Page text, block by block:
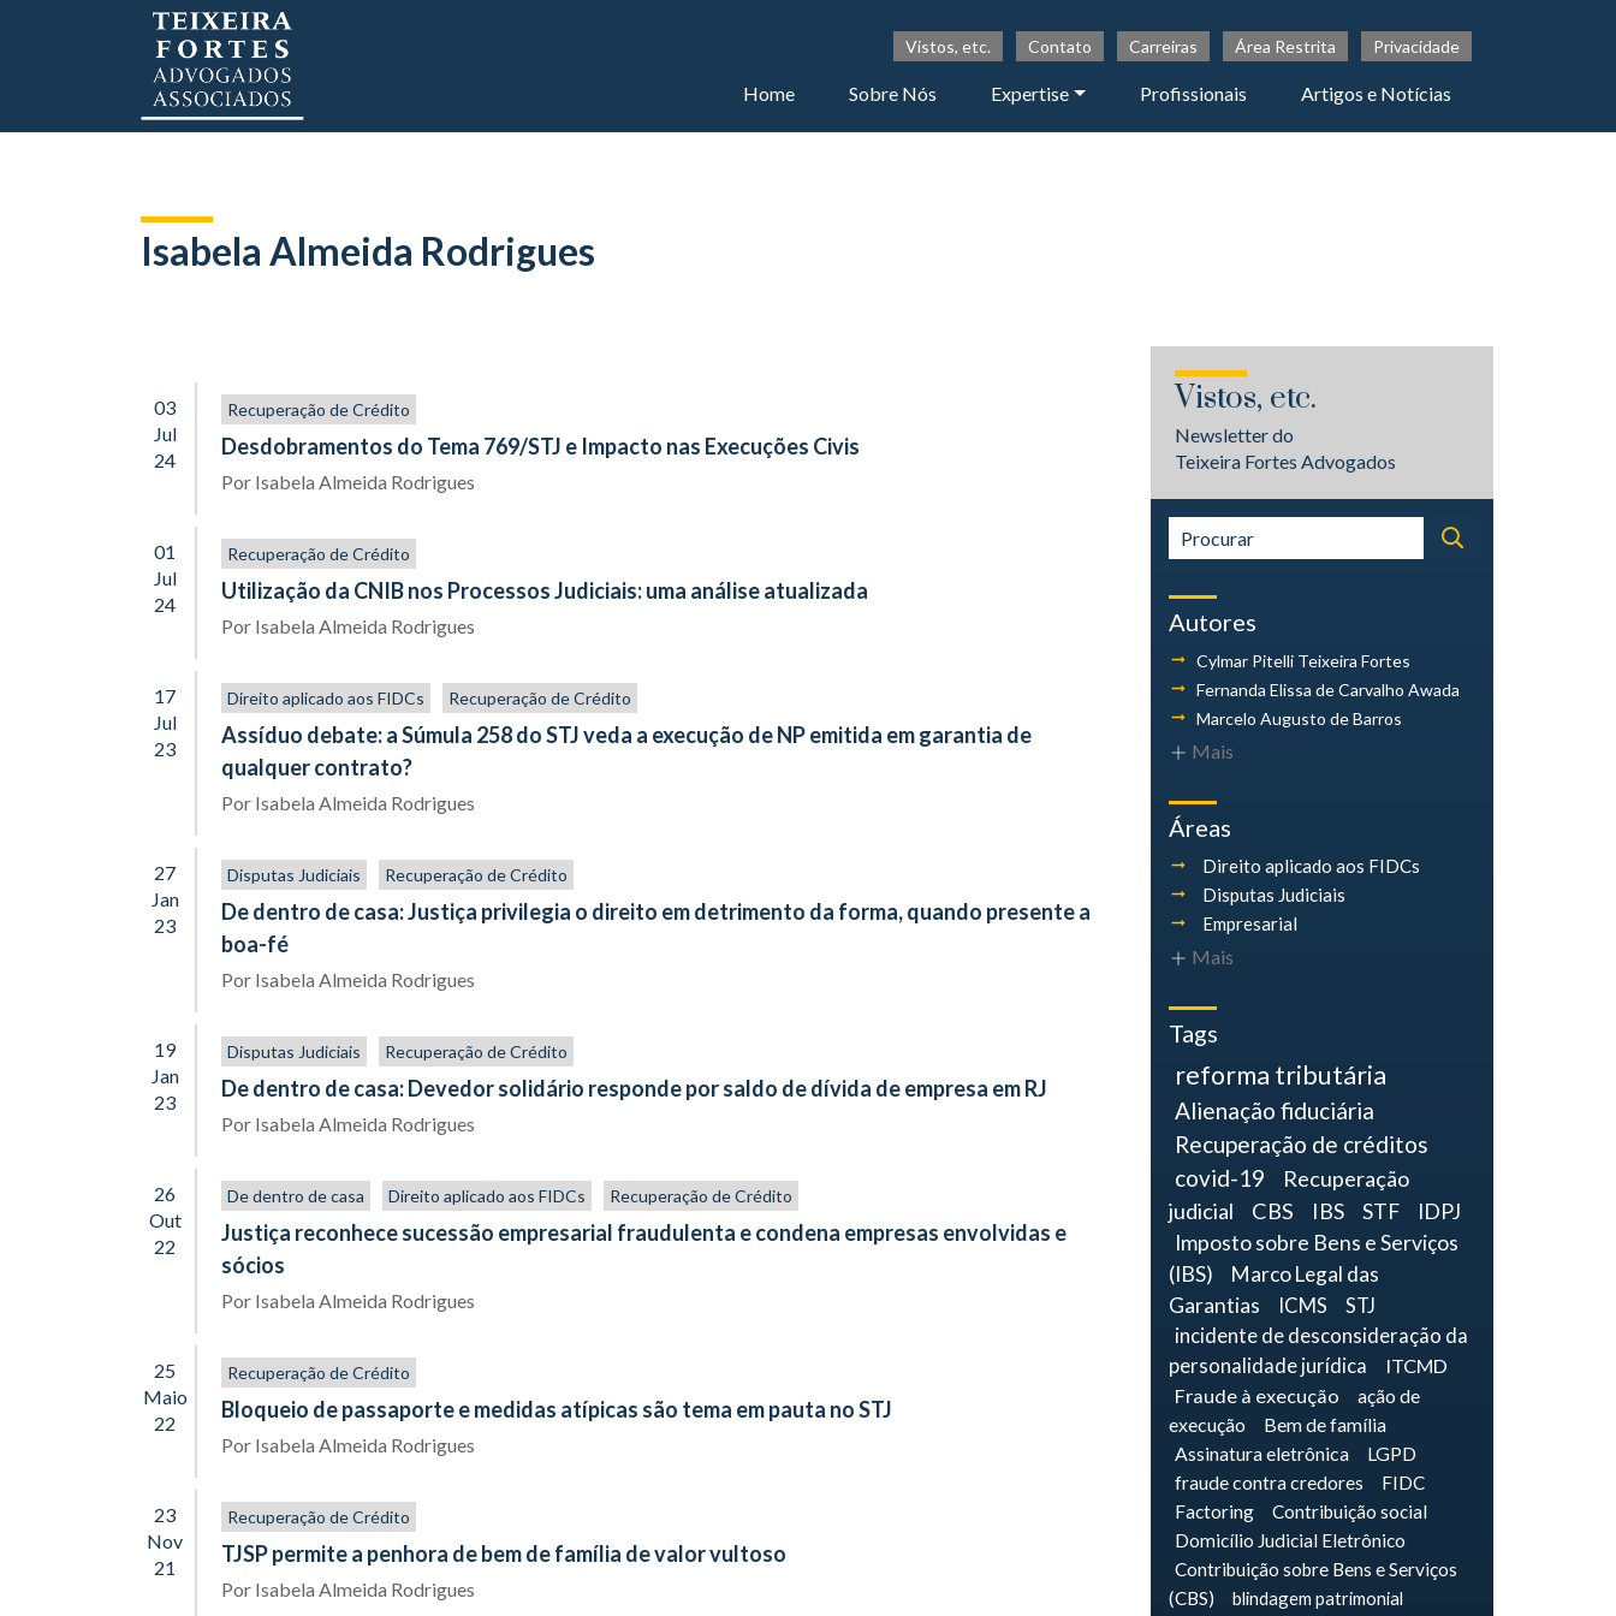
Vistos, etc. Contato Carreiras Área Restrita Privacidade
Home Sobre Nós Expertise Profissionais Artigos e Notícias
Isabela Almeida Rodrigues
03
Jul
24
Recuperação de Crédito
Desdobramentos do Tema 769/STJ e Impacto nas Execuções Civis
Por Isabela Almeida Rodrigues
01
Jul
24
Recuperação de Crédito
Utilização da CNIB nos Processos Judiciais: uma análise atualizada
Por Isabela Almeida Rodrigues
17
Jul
23
Direito aplicado aos FIDCs Recuperação de Crédito
Assíduo debate: a Súmula 258 do STJ veda a execução de NP emitida em garantia de
qualquer contrato?
Por Isabela Almeida Rodrigues
27
Jan
23
Disputas Judiciais Recuperação de Crédito
De dentro de casa: Justiça privilegia o direito em detrimento da forma, quando presente a
boa-fé
Por Isabela Almeida Rodrigues
19
Jan
23
Disputas Judiciais Recuperação de Crédito
De dentro de casa: Devedor solidário responde por saldo de dívida de empresa em RJ
Por Isabela Almeida Rodrigues
26
Out
22
De dentro de casa Direito aplicado aos FIDCs Recuperação de Crédito
Justiça reconhece sucessão empresarial fraudulenta e condena empresas envolvidas e
sócios
Por Isabela Almeida Rodrigues
25
Maio
22
Recuperação de Crédito
Bloqueio de passaporte e medidas atípicas são tema em pauta no STJ
Por Isabela Almeida Rodrigues
23
Nov
21
Recuperação de Crédito
TJSP permite a penhora de bem de família de valor vultoso
Por Isabela Almeida Rodrigues
Vistos, etc.
Newsletter do
Teixeira Fortes Advogados
Autores
Cylmar Pitelli Teixeira Fortes
Fernanda Elissa de Carvalho Awada
Marcelo Augusto de Barros
Mais
Áreas
Direito aplicado aos FIDCs
Disputas Judiciais
Empresarial
Mais
Tags
reforma tributária
Alienação fiduciária
Recuperação de créditos
covid-19
Recuperação
judicial
CBS IBS STF
IDPJ
Imposto sobre Bens e Serviços
(IBS)
Marco Legal das
Garantias
ICMS
STJ
incidente de desconsideração da
personalidade jurídica
ITCMD
Fraude à execução
ação de
execução
Bem de família
Assinatura eletrônica
LGPD
fraude contra credores
FIDC
Factoring
Contribuição social
Domicílio Judicial Eletrônico
Contribuição sobre Bens e Serviços
(CBS)
blindagem patrimonial